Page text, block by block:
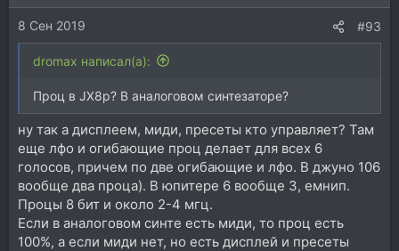
и
:8 Сен 2019 #93
dromax написал(а):
Проц в JX8p? В аналоговом синтезаторе?
ну так а дисплеем, миди, пресеты кто управляет? Там
еще лфо и огибающие проц делает для всех 6
голосов, причем по две огибающие и лфо. В джуно 106
вообще два проца). В юпитере 6 вообще 3, емнип.
Процы 8 бит и около 2-4 мгц.
Если в аналоговом синте есть миди, то проц есть
100%, а если миди нет, но есть дисплей и пресеты